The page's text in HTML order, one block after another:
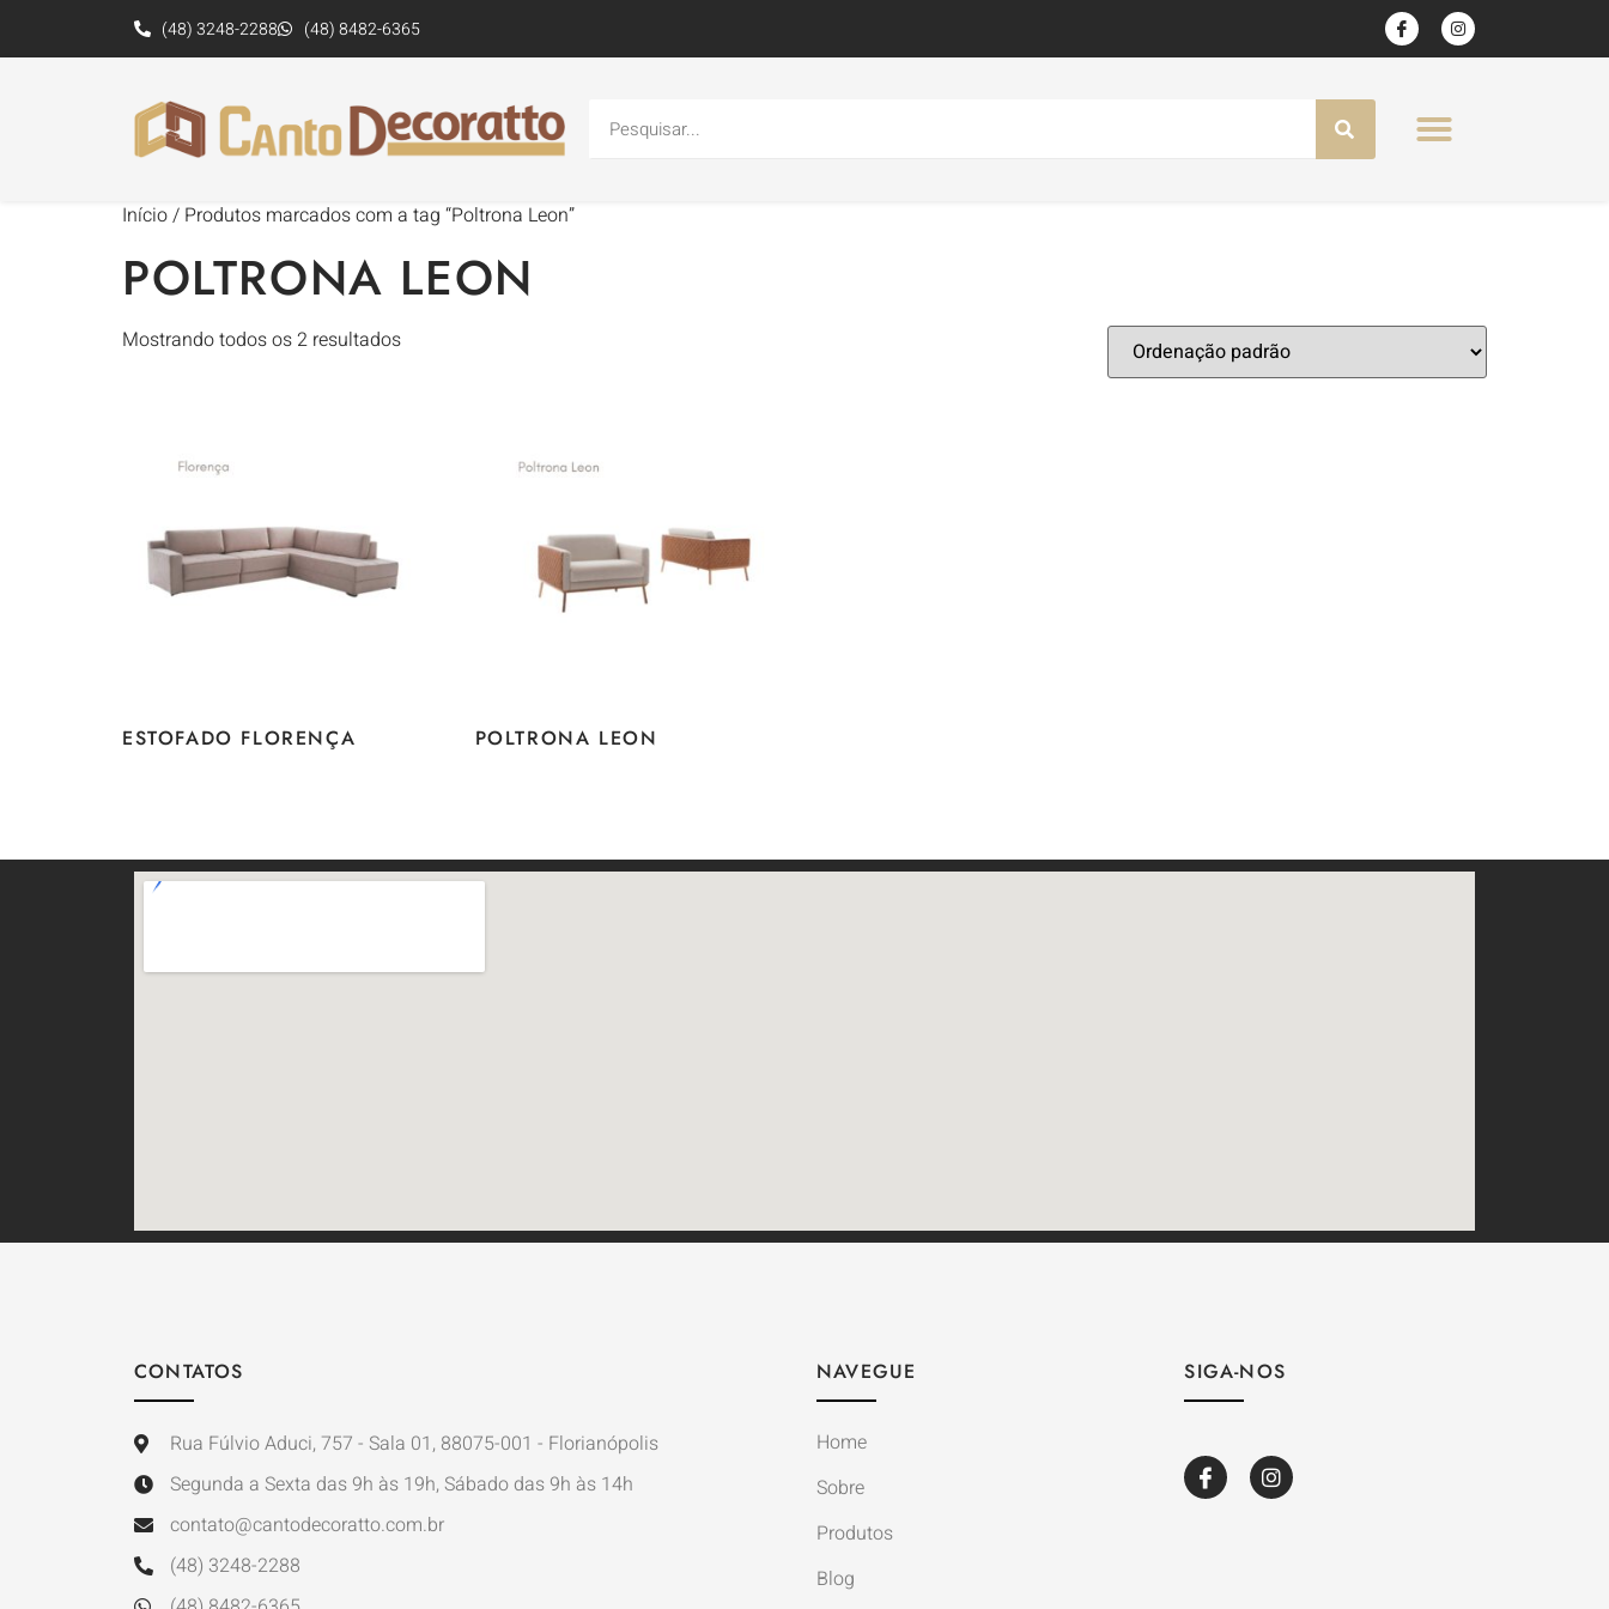
(48) 3248-2288 (48) 8482-6365
Início/ Produtos marcados com a tag “Poltrona Leon”
POLTRONA LEON
Mostrando todos os 2 resultados
ESTOFADO FLORENÇA POLTRONA LEON
CONTATOS
Rua Fúlvio Aduci, 757 - Sala 01, 88075-001 - Florianópolis
Segunda a Sexta das 9h às 19h, Sábado das 9h às 14h
contato@cantodecoratto.com.br
(48) 3248-2288
NAVEGUE
Home
Sobre
Produtos
Blog
SIGA-NOS